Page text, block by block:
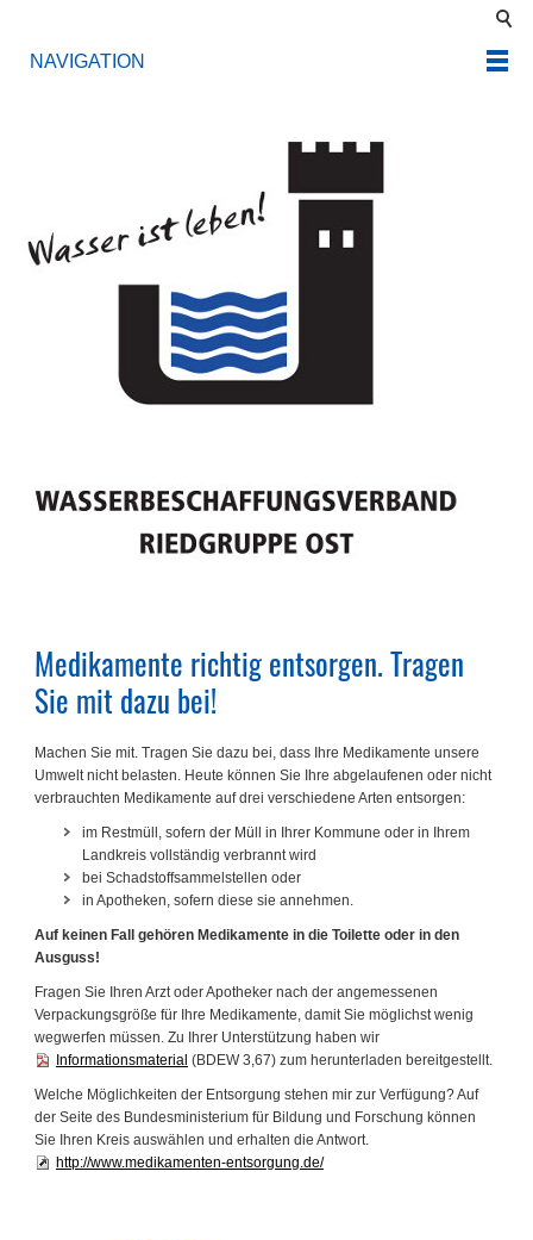
NAVIGATION
Medikamente richtig entsorgen. Tragen
Sie mit dazu bei!
Machen Sie mit. Tragen Sie dazu bei, dass Ihre Medikamente unsere
Umwelt nicht belasten. Heute können Sie Ihre abgelaufenen oder nicht
verbrauchten Medikamente auf drei verschiedene Arten entsorgen:
im Restmüll, sofern der Müll in Ihrer Kommune oder in Ihrem
Landkreis vollständig verbrannt wird
bei Schadstoffsammelstellen oder
in Apotheken, sofern diese sie annehmen.
Auf keinen Fall gehören Medikamente in die Toilette oder in den
Ausguss!
Fragen Sie Ihren Arzt oder Apotheker nach der angemessenen
Verpackungsgröße für Ihre Medikamente, damit Sie möglichst wenig
wegwerfen müssen. Zu Ihrer Unterstützung haben wir
Informationsmaterial (BDEW 3,67) zum herunterladen bereitgestellt.
Welche Möglichkeiten der Entsorgung stehen mir zur Verfügung? Auf
der Seite des Bundesministerium für Bildung und Forschung können
Sie Ihren Kreis auswählen und erhalten die Antwort.
http://www.medikamenten-entsorgung.de/